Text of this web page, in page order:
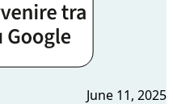
June 11, 2025